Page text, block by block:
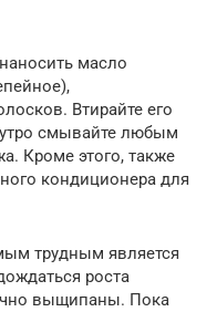
масло
Втирайте его
смывайте любым
Кроме этого, также
кондиционера для
трудным является
роста
выщипаны. Пока